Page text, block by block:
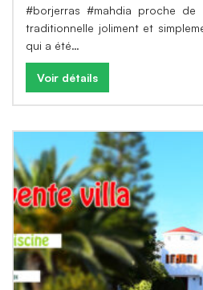
#borjerras #mahdia proche
traditionnelle joliment et
qui a été…
Voir détails